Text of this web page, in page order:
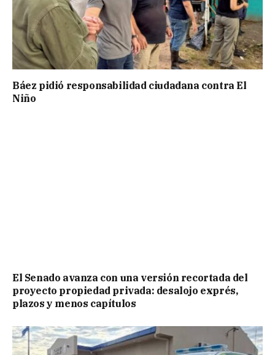
Báez pidió responsabilidad ciudadana contra El
Niño
El Senado avanza con una versión recortada del
proyecto propiedad privada: desalojo exprés,
plazos y menos capítulos